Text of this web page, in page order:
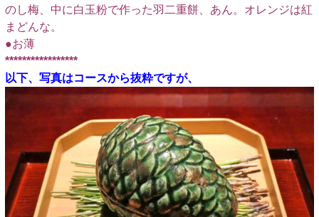
のし梅、中に白玉粉で作った羽二重餅、あん。オレンジは紅
まどんな。
●お薄
*****************
以下、写真はコースから抜粋ですが、